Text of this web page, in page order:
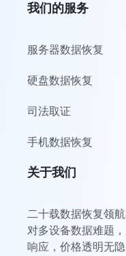
我们的服务
服务器数据恢复
硬盘数据恢复
司法取证
手机数据恢复
关于我们
二十载数据恢复领
对多设备数据难题
响应，价格透明无